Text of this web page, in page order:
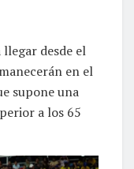
desde el
en el
supone una
a los 65